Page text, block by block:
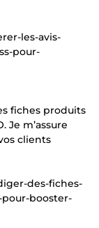
les-avis-
pour-
fiches produits
Je m’assure
clients
des-fiches-
booster-